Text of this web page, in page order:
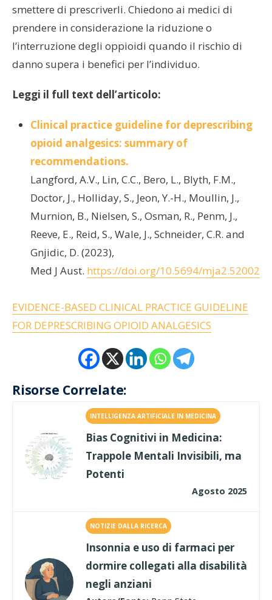
smettere di prescriverli. Chiedono ai medici di
prendere in considerazione la riduzione o
l’interruzione degli oppioidi quando il rischio di
danno supera i benefici per l’individuo.
Leggi il full text dell’articolo:
Clinical practice guideline for deprescribing
opioid analgesics: summary of
recommendations.
Langford, A.V., Lin, C.C., Bero, L., Blyth, F.M.,
Doctor, J., Holliday, S., Jeon, Y.-H., Moullin, J.,
Murnion, B., Nielsen, S., Osman, R., Penm, J.,
Reeve, E., Reid, S., Wale, J., Schneider, C.R. and
Gnjidic, D. (2023),
Med J Aust. https://doi.org/10.5694/mja2.52002
EVIDENCE-BASED CLINICAL PRACTICE GUIDELINE
FOR DEPRESCRIBING OPIOID ANALGESICS
Risorse Correlate:
INTELLIGENZA ARTIFICIALE IN MEDICINA
Bias Cognitivi in Medicina:
Trappole Mentali Invisibili, ma
Potenti
Agosto 2025
NOTIZIE DALLA RICERCA
Insonnia e uso di farmaci per
dormire collegati alla disabilità
negli anziani